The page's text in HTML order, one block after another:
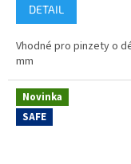
DETAIL
Vhodné pro pinzety o
mm
Novinka
SAFE